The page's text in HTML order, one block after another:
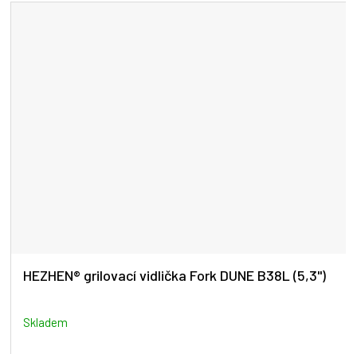
HEZHEN® grilovací vidlička Fork DUNE B38L (5,3")
Skladem